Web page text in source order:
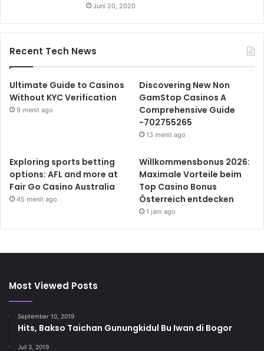
Juni 20, 2020
Recent Tech News
Ultimate Guide to Casinos
Without KYC Verification
9 menit ago
Discovering New Non
GamStop Casinos A
Comprehensive Guide
-702755265
13 menit ago
Exploring sports betting
options: AFL and more at
Fair Go Casino Australia
45 menit ago
Willkommensbonus 2026:
Maximale Vorteile beim
Top Casino Bonus
Österreich entdecken
1 jam ago
Most Viewed Posts
September 10, 2019
Hits, Bakso Taichan Gunungkidul Bu Iwan di Bogor
Juli 3, 2019